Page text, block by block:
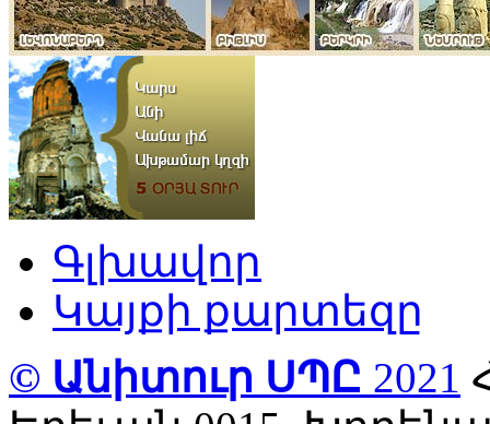
Գլխավոր
Կայքի քարտեզը
© Անիտուր ՍՊԸ 2021